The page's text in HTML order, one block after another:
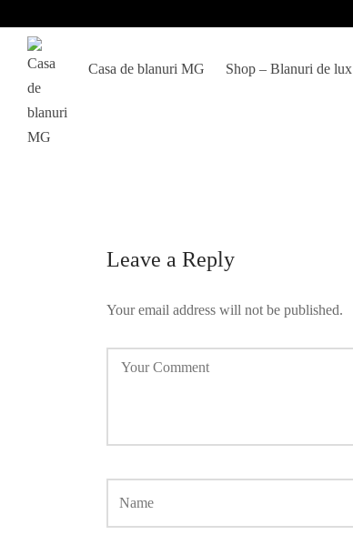
Casa de blanuri MG Shop – Blanuri de lux
Leave a Reply
Your email address will not be published.